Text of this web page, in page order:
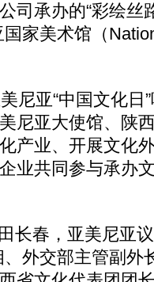
司承办的“彩绘
家美术馆（
亚“中国文化日”
尼亚大使馆、陕
产业、开展文化
业共同参与承办
春，亚美尼亚议
外交部主管副外